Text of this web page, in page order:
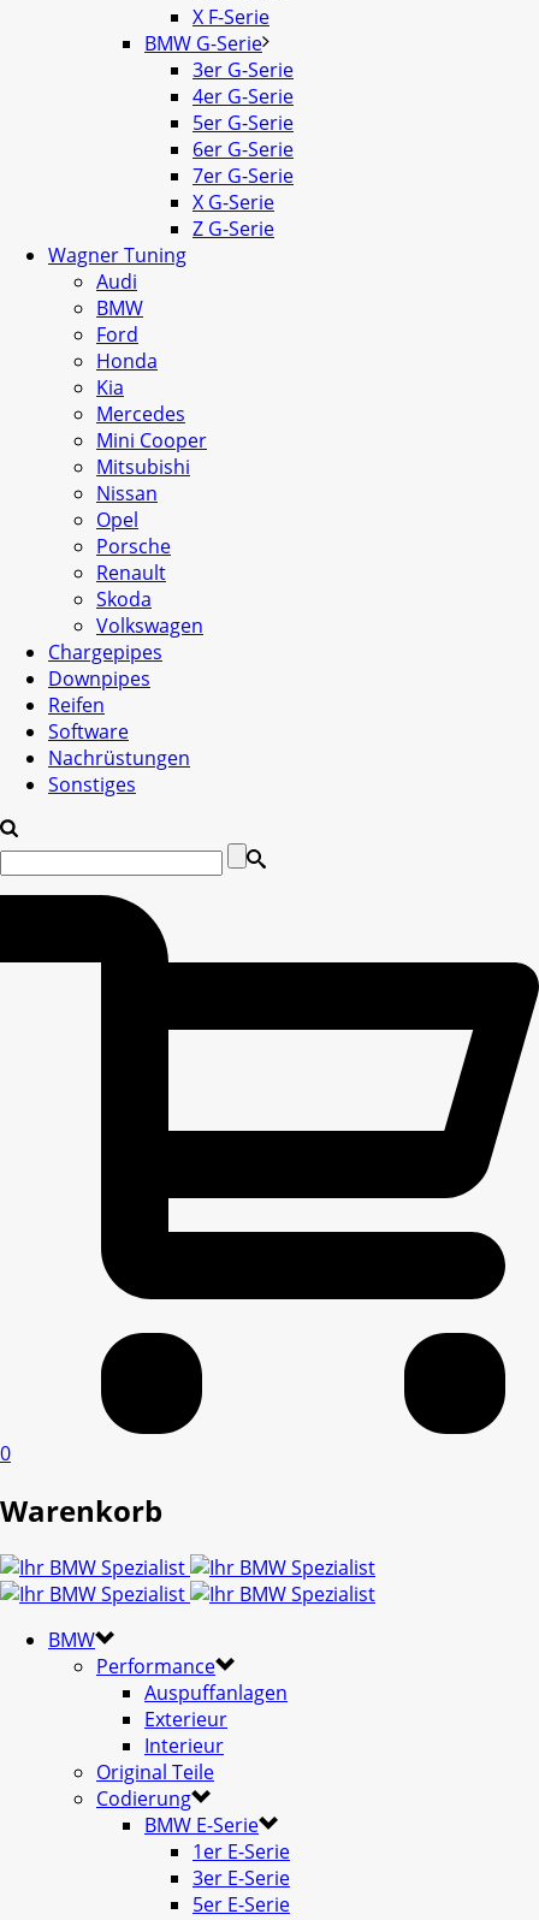
X F-Serie
BMW G-Serie
3er G-Serie
4er G-Serie
5er G-Serie
6er G-Serie
7er G-Serie
X G-Serie
Z G-Serie
Wagner Tuning
Audi
BMW
Ford
Honda
Kia
Mercedes
Mini Cooper
Mitsubishi
Nissan
Opel
Porsche
Renault
Skoda
Volkswagen
Chargepipes
Downpipes
Reifen
Software
Nachrüstungen
Sonstiges
0
Warenkorb
BMW
Performance
Auspuffanlagen
Exterieur
Interieur
Original Teile
Codierung
BMW E-Serie
1er E-Serie
3er E-Serie
5er E-Serie